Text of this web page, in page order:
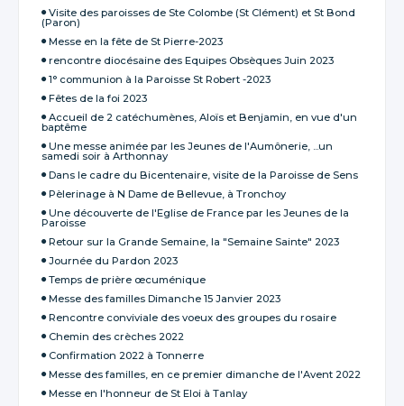
Visite des paroisses de Ste Colombe (St Clément) et St Bond
(Paron)
Messe en la fête de St Pierre-2023
rencontre diocésaine des Equipes Obsèques Juin 2023
1° communion à la Paroisse St Robert -2023
Fêtes de la foi 2023
Accueil de 2 catéchumènes, Aloïs et Benjamin, en vue d'un
baptême
Une messe animée par les Jeunes de l'Aumônerie, ...un
samedi soir à Arthonnay
Dans le cadre du Bicentenaire, visite de la Paroisse de Sens
Pèlerinage à N Dame de Bellevue, à Tronchoy
Une découverte de l'Eglise de France par les Jeunes de la
Paroisse
Retour sur la Grande Semaine, la "Semaine Sainte" 2023
Journée du Pardon 2023
Temps de prière œcuménique
Messe des familles Dimanche 15 Janvier 2023
Rencontre conviviale des voeux des groupes du rosaire
Chemin des crèches 2022
Confirmation 2022 à Tonnerre
Messe des familles, en ce premier dimanche de l'Avent 2022
Messe en l'honneur de St Eloi à Tanlay